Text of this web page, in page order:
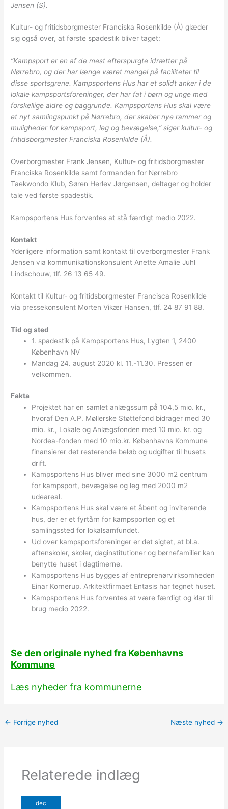
Jensen (S).
Kultur- og fritidsborgmester Franciska Rosenkilde (Å) glæder
sig også over, at første spadestik bliver taget:
”Kampsport er en af de mest efterspurgte idrætter på
Nørrebro, og der har længe været mangel på faciliteter til
disse sportsgrene. Kampsportens Hus har et solidt anker i de
lokale kampsportsforeninger, der har fat i børn og unge med
forskellige aldre og baggrunde. Kampsportens Hus skal være
et nyt samlingspunkt på Nørrebro, der skaber nye rammer og
muligheder for kampsport, leg og bevægelse,” siger kultur- og
fritidsborgmester Franciska Rosenkilde (Å).
Overborgmester Frank Jensen, Kultur- og fritidsborgmester
Franciska Rosenkilde samt formanden for Nørrebro
Taekwondo Klub, Søren Herlev Jørgensen, deltager og holder
tale ved første spadestik.
Kampsportens Hus forventes at stå færdigt medio 2022.
Kontakt
Yderligere information samt kontakt til overborgmester Frank
Jensen via kommunikationskonsulent Anette Amalie Juhl
Lindschouw, tlf. 26 13 65 49.
Kontakt til Kultur- og fritidsborgmester Francisca Rosenkilde
via pressekonsulent Morten Vikær Hansen, tlf. 24 87 91 88.
Tid og sted
1. spadestik på Kampsportens Hus, Lygten 1, 2400
København NV
Mandag 24. august 2020 kl. 11.-11.30. Pressen er
velkommen.
Fakta
Projektet har en samlet anlægssum på 104,5 mio. kr.,
hvoraf Den A.P. Møllerske Støttefond bidrager med 30
mio. kr., Lokale og Anlægsfonden med 10 mio. kr. og
Nordea-fonden med 10 mio.kr. Københavns Kommune
finansierer det resterende beløb og udgifter til husets
drift.
Kampsportens Hus bliver med sine 3000 m2 centrum
for kampsport, bevægelse og leg med 2000 m2
udeareal.
Kampsportens Hus skal være et åbent og inviterende
hus, der er et fyrtårn for kampsporten og et
samlingssted for lokalsamfundet.
Ud over kampsportsforeninger er det sigtet, at bl.a.
aftenskoler, skoler, daginstitutioner og børnefamilier kan
benytte huset i dagtimerne.
Kampsportens Hus bygges af entreprenørvirksomheden
Einar Kornerup. Arkitektfirmaet Entasis har tegnet huset.
Kampsportens Hus forventes at være færdigt og klar til
brug medio 2022.
Se den originale nyhed fra Københavns
Kommune
Læs nyheder fra kommunerne
← Forrige nyhed Næste nyhed →
Relaterede indlæg
dec